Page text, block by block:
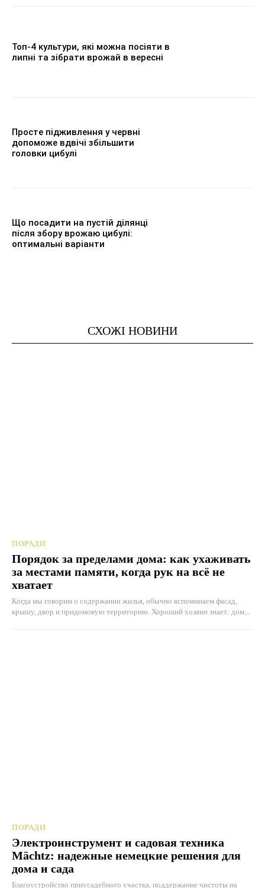
Топ-4 культури, які можна посіяти в
липні та зібрати врожай в вересні
Просте підживлення у червні
допоможе вдвічі збільшити
головки цибулі
Що посадити на пустій ділянці
після збору врожаю цибулі:
оптимальні варіанти
СХОЖІ НОВИНИ
ПОРАДИ
Порядок за пределами дома: как ухаживать
за местами памяти, когда рук на всё не
хватает
Когда мы говорим о содержании жилья, обычно вспоминаем фасад,
крышу, двор и придомовую территорию. Хороший хозяин знает: дом...
ПОРАДИ
Электроинструмент и садовая техника
Mächtz: надежные немецкие решения для
дома и сада
Благоустройство приусадебного участка, поддержание чистоты на